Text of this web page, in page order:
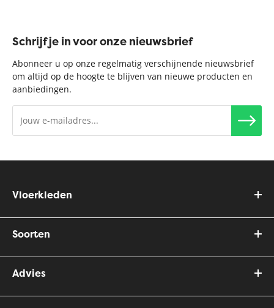
Schrijf je in voor onze nieuwsbrief
Abonneer u op onze regelmatig verschijnende nieuwsbrief
om altijd op de hoogte te blijven van nieuwe producten en
aanbiedingen.
Vloerkleden
Soorten
Advies